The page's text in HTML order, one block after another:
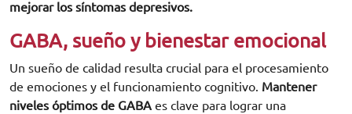
mejorar los síntomas depresivos.
GABA, sueño y bienestar emocional
Un sueño de calidad resulta crucial para el procesamiento
de emociones y el funcionamiento cognitivo. Mantener
niveles óptimos de GABA es clave para lograr una